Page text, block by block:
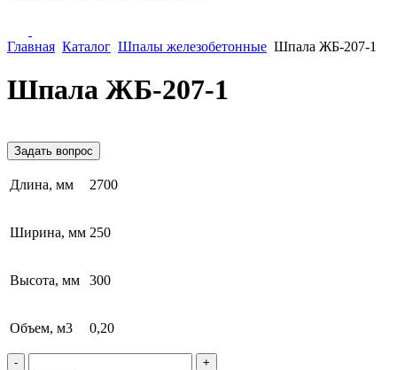
Главная Каталог Шпалы железобетонные Шпала ЖБ-207-1
Шпала ЖБ-207-1
Задать вопрос
Длина, мм 2700
Ширина, мм 250
Высота, мм 300
Объем, м3 0,20
-
+